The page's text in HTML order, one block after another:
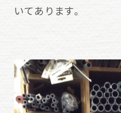
いてあります。